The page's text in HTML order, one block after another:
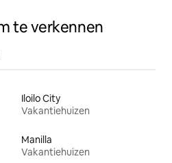
te verkennen
Iloilo City
Vakantiehuizen
Manilla
Vakantiehuizen